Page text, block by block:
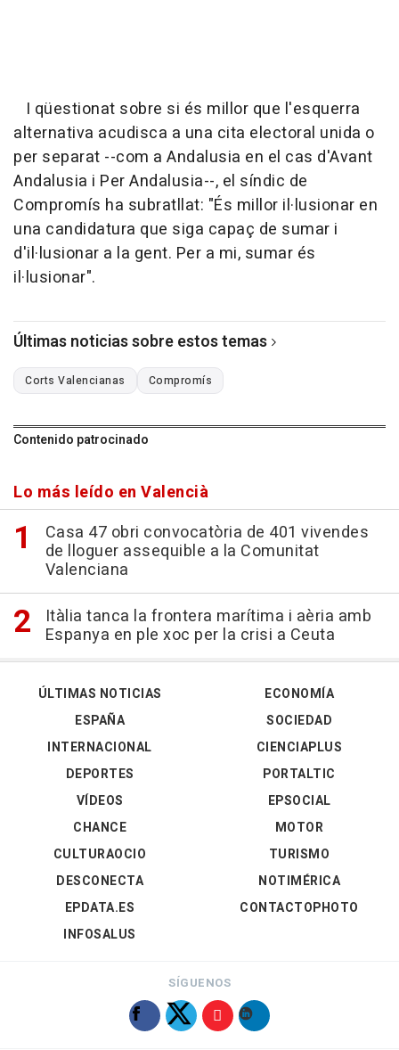
I qüestionat sobre si és millor que l'esquerra
alternativa acudisca a una cita electoral unida o
per separat --com a Andalusia en el cas d'Avant
Andalusia i Per Andalusia--, el síndic de
Compromís ha subratllat: "És millor il·lusionar en
una candidatura que siga capaç de sumar i
d'il·lusionar a la gent. Per a mi, sumar és
il·lusionar".
Últimas noticias sobre estos temas
Corts Valencianas Compromís
Contenido patrocinado
Lo más leído en Valencià
Casa 47 obri convocatòria de 401 vivendes
de lloguer assequible a la Comunitat
Valenciana
Itàlia tanca la frontera marítima i aèria amb
Espanya en ple xoc per la crisi a Ceuta
ÚLTIMAS NOTICIAS
ESPAÑA
INTERNACIONAL
DEPORTES
VÍDEOS
ECONOMÍA
SOCIEDAD
CIENCIAPLUS
PORTALTIC
EPSOCIAL
CHANCE
CULTURAOCIO
DESCONECTA
EPDATA.ES
INFOSALUS
MOTOR
TURISMO
NOTIMÉRICA
CONTACTOPHOTO
SÍGUENOS